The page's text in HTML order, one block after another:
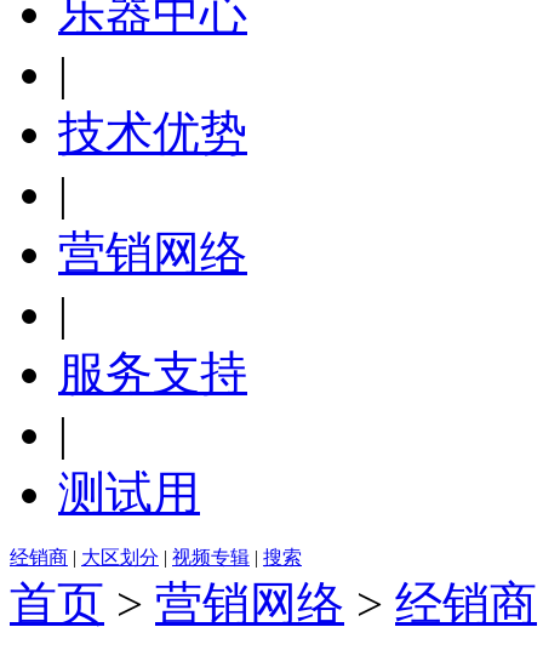
乐器中心
|
技术优势
|
营销网络
|
服务支持
|
测试用
经销商 | 大区划分 | 视频专辑 | 搜索
首页 > 营销网络 > 经销商